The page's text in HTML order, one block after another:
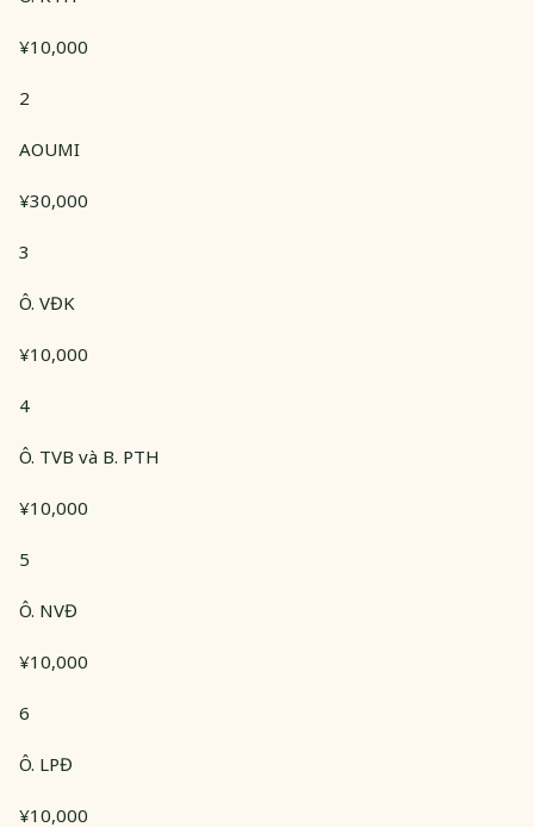
¥10,000
2
AOUMI
¥30,000
3
Ô. VĐK
¥10,000
4
Ô. TVB và B. PTH
¥10,000
5
Ô. NVĐ
¥10,000
6
Ô. LPĐ
¥10,000